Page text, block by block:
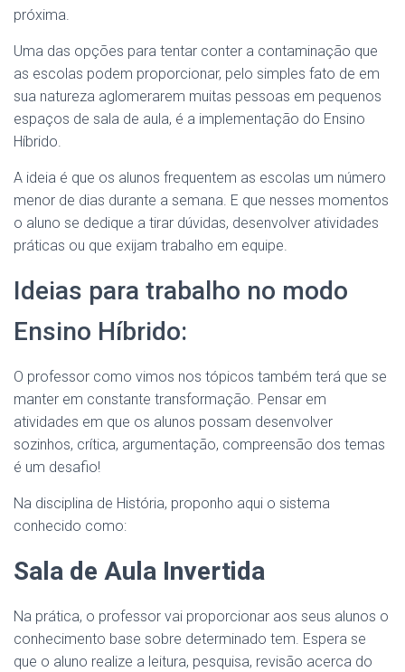
próxima.
Uma das opções para tentar conter a contaminação que
as escolas podem proporcionar, pelo simples fato de em
sua natureza aglomerarem muitas pessoas em pequenos
espaços de sala de aula, é a implementação do Ensino
Híbrido.
A ideia é que os alunos frequentem as escolas um número
menor de dias durante a semana. E que nesses momentos
o aluno se dedique a tirar dúvidas, desenvolver atividades
práticas ou que exijam trabalho em equipe.
Ideias para trabalho no modo
Ensino Híbrido:
O professor como vimos nos tópicos também terá que se
manter em constante transformação. Pensar em
atividades em que os alunos possam desenvolver
sozinhos, crítica, argumentação, compreensão dos temas
é um desafio!
Na disciplina de História, proponho aqui o sistema
conhecido como:
Sala de Aula Invertida
Na prática, o professor vai proporcionar aos seus alunos o
conhecimento base sobre determinado tem. Espera se
que o aluno realize a leitura, pesquisa, revisão acerca do